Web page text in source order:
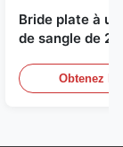
Bride plate à
de sangle de 2
Obtenez